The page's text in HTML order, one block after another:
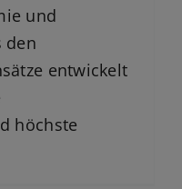
und
den
entwickelt
höchste